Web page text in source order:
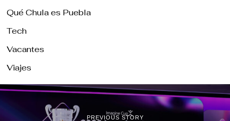
Qué Chula es Puebla
Tech
Vacantes
Viajes
PREVIOUS STORY